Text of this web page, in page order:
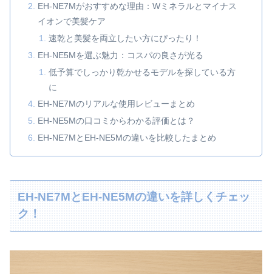
EH-NE7Mがおすすめな理由：Wミネラルとマイナス
イオンで美髪ケア
速乾と美髪を両立したい方にぴったり！
EH-NE5Mを選ぶ魅力：コスパの良さが光る
低予算でしっかり乾かせるモデルを探している方
に
EH-NE7Mのリアルな使用レビューまとめ
EH-NE5Mの口コミからわかる評価とは？
EH-NE7MとEH-NE5Mの違いを比較したまとめ
EH-NE7MとEH-NE5Mの違いを詳しくチェッ
ク！